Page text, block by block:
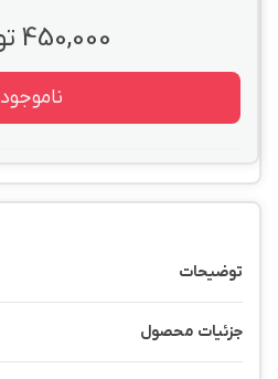
450,000 تومان
ناموجود
توضیحات
جزئیات محصول